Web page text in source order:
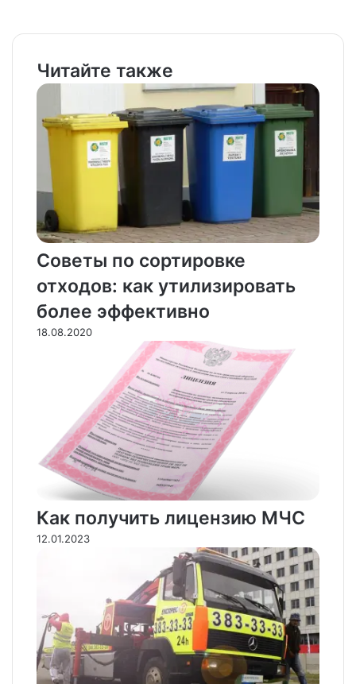
Читайте также
Советы по сортировке
отходов: как утилизировать
более эффективно
18.08.2020
Как получить лицензию МЧС
12.01.2023